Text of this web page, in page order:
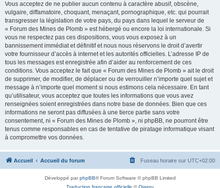
Vous acceptez de ne publier aucun contenu à caractère abusif, obscène,
vulgaire, diffamatoire, choquant, menaçant, pornographique, etc. qui pourrait
transgresser la législation de votre pays, du pays dans lequel le serveur de
« Forum des Mines de Plomb » est hébergé ou encore la loi internationale. Si
vous ne respectez pas ces dispositions, vous vous exposez à un
bannissement immédiat et définitif et nous nous réservons le droit d’avertir
votre fournisseur d’accès à internet et les autorités officielles. L’adresse IP de
tous les messages est enregistrée afin d’aider au renforcement de ces
conditions. Vous acceptez le fait que « Forum des Mines de Plomb » ait le droit
de supprimer, de modifier, de déplacer ou de verrouiller n’importe quel sujet et
message à n’importe quel moment si nous estimons cela nécessaire. En tant
qu’utilisateur, vous acceptez que toutes les informations que vous avez
renseignées soient enregistrées dans notre base de données. Bien que ces
informations ne seront pas diffusées à une tierce partie sans votre
consentement, ni « Forum des Mines de Plomb », ni phpBB, ne pourront être
tenus comme responsables en cas de tentative de piratage informatique visant
à compromettre vos données.
Accueil Accueil du forum Fuseau horaire sur UTC+02:00
Développé parphpBB® Forum Software © phpBB Limited
Traduction française officielle ©Qiaeru